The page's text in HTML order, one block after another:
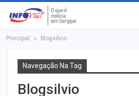
Principal blogsilvio
Navegação Na Tag
Blogsilvio